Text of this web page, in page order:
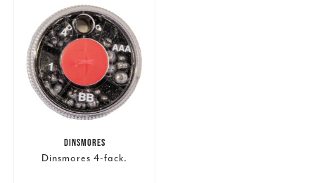
DINSMORES
Dinsmores 4-fack.